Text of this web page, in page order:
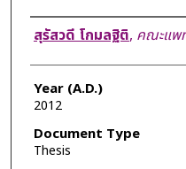
Author
สุรัสวดี โกมลฐิติ, คณะแพ
Year (A.D.)
2012
Document Type
Thesis